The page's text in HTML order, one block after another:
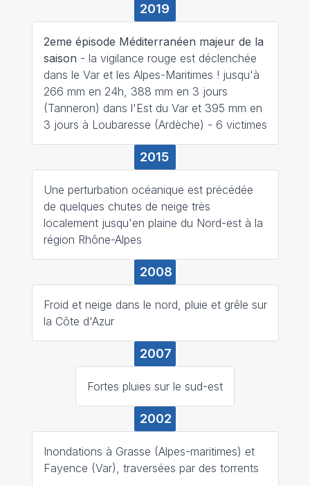
2019
2eme épisode Méditerranéen majeur de la
saison - la vigilance rouge est déclenchée
dans le Var et les Alpes-Maritimes ! jusqu'à
266 mm en 24h, 388 mm en 3 jours
(Tanneron) dans l'Est du Var et 395 mm en
3 jours à Loubaresse (Ardèche) - 6 victimes
2015
Une perturbation océanique est précédée
de quelques chutes de neige très
localement jusqu'en plaine du Nord-est à la
région Rhône-Alpes
2008
Froid et neige dans le nord, pluie et grêle sur
la Côte d'Azur
2007
Fortes pluies sur le sud-est
2002
Inondations à Grasse (Alpes-maritimes) et
Fayence (Var), traversées par des torrents